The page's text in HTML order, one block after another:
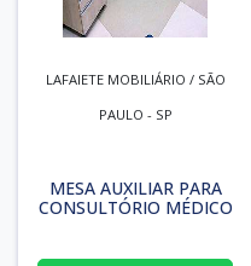
LAFAIETE MOBILIÁRIO / SÃO
PAULO - SP
MESA AUXILIAR PARA
CONSULTÓRIO MÉDICO